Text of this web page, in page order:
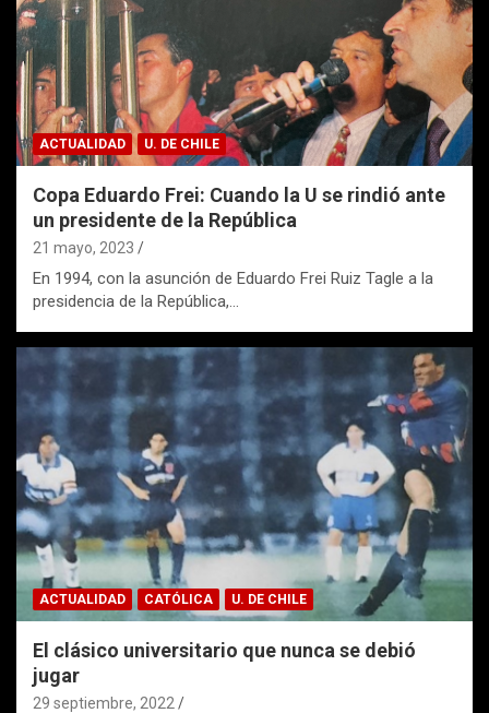
ACTUALIDAD U. DE CHILE
Copa Eduardo Frei: Cuando la U se rindió ante
un presidente de la República
21 mayo, 2023
En 1994, con la asunción de Eduardo Frei Ruiz Tagle a la
presidencia de la República,…
ACTUALIDAD CATÓLICA U. DE CHILE
El clásico universitario que nunca se debió
jugar
29 septiembre, 2022